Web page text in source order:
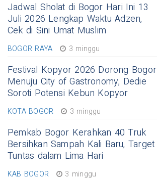
Jadwal Sholat di Bogor Hari Ini 13
Juli 2026 Lengkap Waktu Adzen,
Cek di Sini Umat Muslim
BOGOR RAYA 3 minggu
Festival Kopyor 2026 Dorong Bogor
Menuju City of Gastronomy, Dedie
Soroti Potensi Kebun Kopyor
KOTA BOGOR 3 minggu
Pemkab Bogor Kerahkan 40 Truk
Bersihkan Sampah Kali Baru, Target
Tuntas dalam Lima Hari
KAB BOGOR 3 minggu